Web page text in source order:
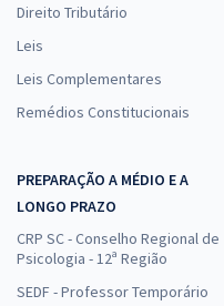
Direito Tributário
Leis
Leis Complementares
Remédios Constitucionais
PREPARAÇÃO A MÉDIO E A
LONGO PRAZO
CRP SC - Conselho Regional de
Psicologia - 12ª Região
SEDF - Professor Temporário